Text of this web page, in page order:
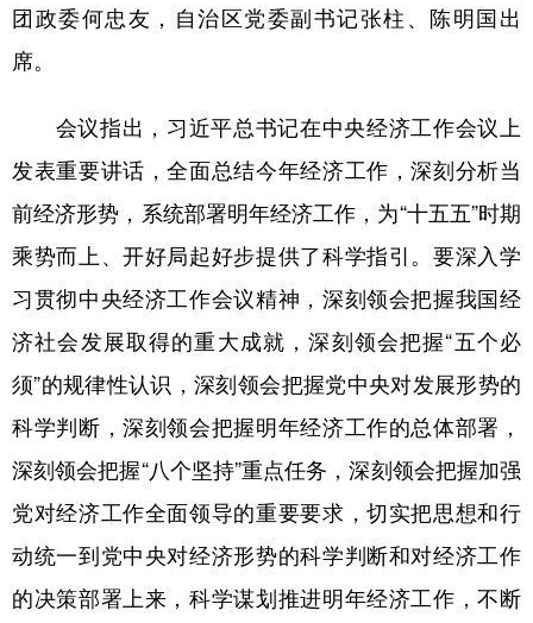
团政委何忠友，自治区党委副书记张柱、陈明国出
席。
会议指出，习近平总书记在中央经济工作会议上
发表重要讲话，全面总结今年经济工作，深刻分析当
前经济形势，系统部署明年经济工作，为“十五五”时期
乘势而上、开好局起好步提供了科学指引。要深入学
习贯彻中央经济工作会议精神，深刻领会把握我国经
济社会发展取得的重大成就，深刻领会把握“五个必
须”的规律性认识，深刻领会把握党中央对发展形势的
科学判断，深刻领会把握明年经济工作的总体部署，
深刻领会把握“八个坚持”重点任务，深刻领会把握加强
党对经济工作全面领导的重要要求，切实把思想和行
动统一到党中央对经济形势的科学判断和对经济工作
的决策部署上来，科学谋划推进明年经济工作，不断